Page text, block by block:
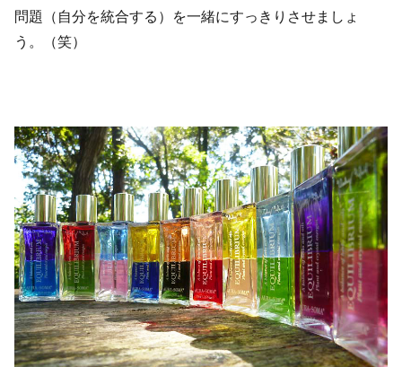
問題（自分を統合する）を一緒にすっきりさせましょ
う。（笑）